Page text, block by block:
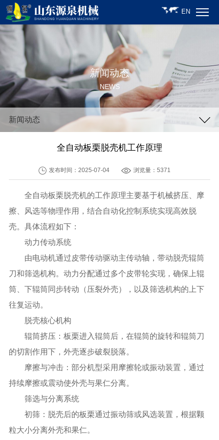
EN
新闻动态
NEWS
新闻动态
全自动板栗脱壳机工作原理
发布时间：2025-07-04 浏览量：5371
全自动板栗脱壳机的工作原理主要基于机械挤压、摩
擦、风选等物理作用，结合自动化控制系统实现高效脱
壳。具体流程如下：
动力传动系统
由电动机通过皮带传动驱动主传动轴，带动脱壳辊筒
刀和筛选机构。动力分配通过多个皮带轮实现，确保上辊
筒、下辊筒同步转动（压裂外壳），以及筛选机构的上下
往复运动。
脱壳核心机构
辊筒挤压：板栗进入辊筒后，在辊筒的旋转和辊筒刀
的切割作用下，外壳逐步破裂脱落。
摩擦与冲击：部分机型采用摩擦轮或振动装置，通过
持续摩擦或震动使外壳与果仁分离。
筛选与分离系统
初筛：脱壳后的板栗通过振动筛或风选装置，根据颗
粒大小分离外壳和果仁。